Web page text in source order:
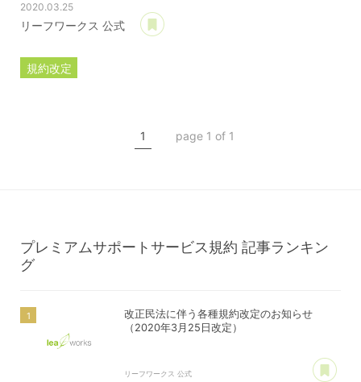
2020.03.25
リーフワークス 公式
規約改定
1 page 1 of 1
プレミアムサポートサービス規約 記事ランキン
グ
改正民法に伴う各種規約改定のお知らせ
（2020年3月25日改定）
リーフワークス 公式